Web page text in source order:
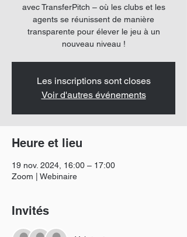
avec TransferPitch – où les clubs et les
agents se réunissent de manière
transparente pour élever le jeu à un
nouveau niveau !
Les inscriptions sont closes
Voir d'autres événements
Heure et lieu
19 nov. 2024, 16:00 – 17:00
Zoom | Webinaire
Invités